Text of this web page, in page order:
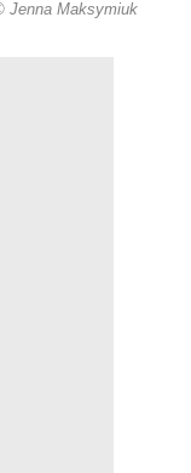
Jenna Maksymiuk